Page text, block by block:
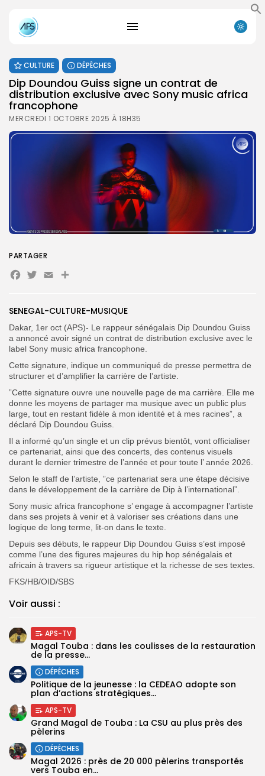
CULTURE DÉPÊCHES
Dip Doundou Guiss signe un contrat de
distribution exclusive avec Sony music africa
francophone
MERCREDI 1 OCTOBRE 2025 À 18H35
SENEGAL-CULTURE-MUSIQUE
Dakar, 1er oct (APS)- Le rappeur sénégalais Dip Doundou Guiss
a annoncé avoir signé un contrat de distribution exclusive avec le
label Sony music africa francophone.
Cette signature, indique un communiqué de presse permettra de
structurer et d’amplifier la carrière de l’artiste.
”Cette signature ouvre une nouvelle page de ma carrière. Elle me
donne les moyens de partager ma musique avec un public plus
large, tout en restant fidèle à mon identité et à mes racines”, a
déclaré Dip Doundou Guiss.
Il a informé qu’un single et un clip prévus bientôt, vont officialiser
ce partenariat, ainsi que des concerts, des contenus visuels
durant le dernier trimestre de l’année et pour toute l’ année 2026.
Selon le staff de l’artiste, ”ce partenariat sera une étape décisive
dans le développement de la carrière de Dip à l’international”.
Sony music africa francophone s’ engage à accompagner l’artiste
dans ses projets à venir et à valoriser ses créations dans une
logique de long terme, lit-on dans le texte.
Depuis ses débuts, le rappeur Dip Doundou Guiss s’est imposé
comme l’une des figures majeures du hip hop sénégalais et
africain à travers sa rigueur artistique et la richesse de ses textes.
FKS/HB/OID/SBS
Voir aussi :
APS-TV
Magal Touba : dans les coulisses de la restauration
de la presse...
DÉPÊCHES
Politique de la jeunesse : la CEDEAO adopte son
plan d’actions stratégiques...
APS-TV
Grand Magal de Touba : La CSU au plus près des
pèlerins
DÉPÊCHES
Magal 2026 : près de 20 000 pèlerins transportés
vers Touba en...
PARTAGER
Facebook
Twitter
EmailPartager